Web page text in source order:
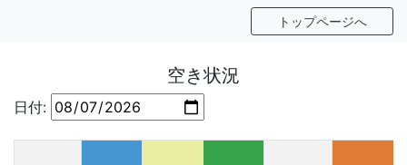
トップページへ
空き状況
日付: